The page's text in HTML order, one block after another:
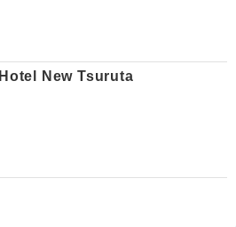
Hotel New Tsuruta